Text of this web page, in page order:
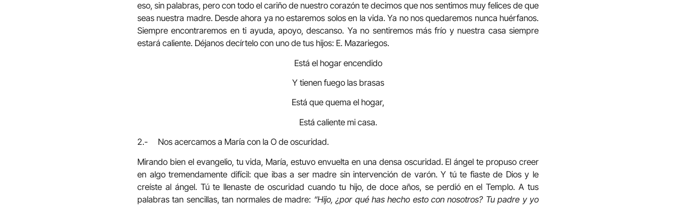
eso, sin palabras, pero con todo el cariño de nuestro corazón te decimos que nos sentimos muy felices de que
seas nuestra madre. Desde ahora ya no estaremos solos en la vida. Ya no nos quedaremos nunca huérfanos.
Siempre encontraremos en ti ayuda, apoyo, descanso. Ya no sentiremos más frío y nuestra casa siempre
estará caliente. Déjanos decírtelo con uno de tus hijos: E. Mazariegos.
Está el hogar encendido
Y tienen fuego las brasas
Está que quema el hogar,
Está caliente mi casa.
2.- Nos acercamos a María con la O de oscuridad.
Mirando bien el evangelio, tu vida, María, estuvo envuelta en una densa oscuridad. El ángel te propuso creer
en algo tremendamente difícil: que ibas a ser madre sin intervención de varón. Y tú te fiaste de Dios y le
creíste al ángel. Tú te llenaste de oscuridad cuando tu hijo, de doce años, se perdió en el Templo. A tus
palabras tan sencillas, tan normales de madre: “Hijo, ¿por qué has hecho esto con nosotros? Tu padre y yo